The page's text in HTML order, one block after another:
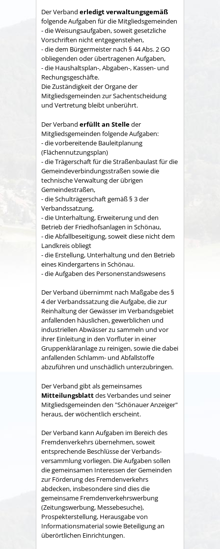
Der Verband erledigt verwaltungsgemäß
folgende Aufgaben für die Mitgliedsgemeinden
- die Weisungsaufgaben, soweit gesetzliche
Vorschriften nicht entgegenstehen,
- die dem Bürgermeister nach § 44 Abs. 2 GO
obliegenden oder übertragenen Aufgaben,
- die Haushaltsplan-, Abgaben-, Kassen- und
Rechungs­geschäfte.
Die Zuständigkeit der Organe der
Mitgliedsgemeinden zur Sachent­scheidung
und Vertretung bleibt unberührt.
Der Verband erfüllt an Stelleder
Mitgliedsgemeinden folgende Aufgaben:
- die vorbereitende Bauleitplanung
(Flächennutzungsplan)
- die Trägerschaft für die Straßenbaulast für die
Gemeindeverbindungsstraßen sowie die
technische Verwaltung der übrigen
Gemeindestraßen,
- die Schulträgerschaft gemäß § 3 der
Verbandssatzung,
- die Unterhaltung, Erweiterung und den
Betrieb der Friedhofsanlagen in Schönau,
- die Abfallbeseitigung, soweit diese nicht dem
Land­kreis obliegt
- die Erstellung, Unterhaltung und den Betrieb
eines Kindergartens in Schönau.
- die Aufgaben des Personenstandswesens
Der Verband übernimmt nach Maßgabe des §
4 der Verbandssatzung die Aufgabe, die zur
Reinhaltung der Gewässer im Verbandsgebiet
anfallenden häuslichen, gewerblichen und
industriellen Abwässer zu sammeln und vor
ihrer Einleitung in den Vorfluter in einer
Gruppenkläranlage zu reinigen, sowie die dabei
anfallenden Schlamm- und Abfallstoffe
abzuführen und unschädlich unterzubringen.
Der Verband gibt als gemeinsames
Mitteilungsblattdes Verbandes und seiner
Mitgliedsgemeinden den "Schönauer Anzeiger"
heraus, der wöchentlich erscheint.
Der Verband kann Aufgaben im Bereich des
Fremdenverkehrs übernehmen, soweit
entsprechende Beschlüsse der Verbands­
versammlung vorliegen. Die Aufgaben sollen
die gemeinsamen Interessen der Gemeinden
zur Förderung des Fremdenverkehrs
abdecken, insbesondere sind dies die
gemeinsame Fremden­verkehrswerbung
(Zeitungswerbung, Messebesuche),
Prospekter­stellung, Herausgabe von
Informationsmaterial sowie Betei­ligung an
überörtlichen Einrichtungen.